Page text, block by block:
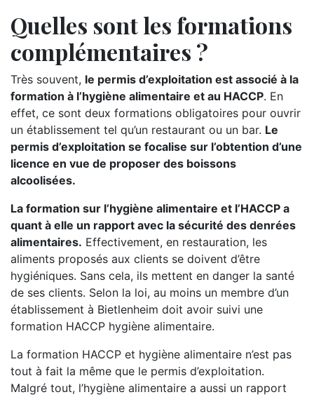
Quelles sont les formations
complémentaires ?
Très souvent, le permis d’exploitation est associé à la
formation à l’hygiène alimentaire et au HACCP. En
effet, ce sont deux formations obligatoires pour ouvrir
un établissement tel qu’un restaurant ou un bar. Le
permis d’exploitation se focalise sur l’obtention d’une
licence en vue de proposer des boissons
alcoolisées.
La formation sur l’hygiène alimentaire et l’HACCP a
quant à elle un rapport avec la sécurité des denrées
alimentaires. Effectivement, en restauration, les
aliments proposés aux clients se doivent d’être
hygiéniques. Sans cela, ils mettent en danger la santé
de ses clients. Selon la loi, au moins un membre d’un
établissement à Bietlenheim doit avoir suivi une
formation HACCP hygiène alimentaire.
La formation HACCP et hygiène alimentaire n’est pas
tout à fait la même que le permis d’exploitation.
Malgré tout, l’hygiène alimentaire a aussi un rapport